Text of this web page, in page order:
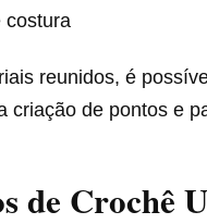
costura
reunidos, é
criação de pontos e
de Crochê